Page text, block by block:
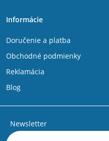
Informácie
Doručenie a platba
Obchodné podmienky
Reklamácia
Blog
Newsletter